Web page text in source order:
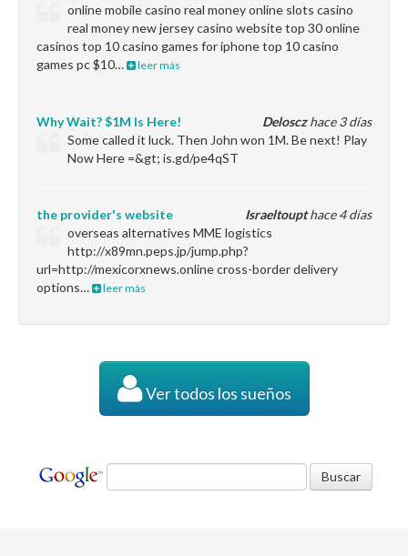
online mobile casino real money online slots casino
real money new jersey casino website top 30 online
casinos top 10 casino games for iphone top 10 casino
games pc $10…
leer más
Delosczhace 3 días
Why Wait? $1M Is Here!
Some called it luck. Then John won 1M. Be next! Play
Now Here =&gt; is.gd/pe4qST
Israeltoupthace 4 días
the provider's website
overseas alternatives MME logistics
http://x89mn.peps.jp/jump.php?
url=http://mexicorxnews.online cross-border delivery
options…
leer más
Ver todos los sueños